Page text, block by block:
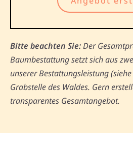
Bitte beachten Sie:Der
Baumbestattung setzt sich aus
unserer Bestattungsleistung
Grabstelle des Waldes. Gern
transparentes Gesamtangebot.